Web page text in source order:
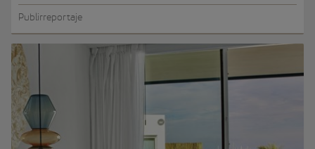
Publirreportaje